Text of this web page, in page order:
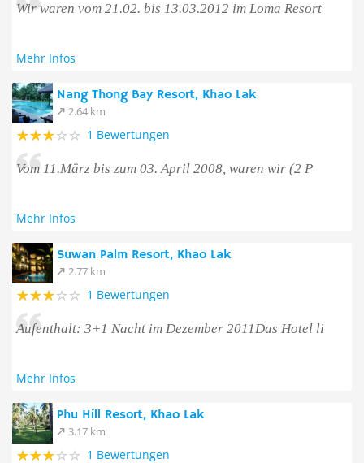
Wir waren vom 21.02. bis 13.03.2012 im Loma Resort
Mehr Infos
Nang Thong Bay Resort, Khao Lak
2.64 km
1 Bewertungen
Vom 11.März bis zum 03. April 2008, waren wir (2 P
Mehr Infos
Suwan Palm Resort, Khao Lak
2.77 km
1 Bewertungen
Aufenthalt: 3+1 Nacht im Dezember 2011Das Hotel li
Mehr Infos
Phu Hill Resort, Khao Lak
3.17 km
1 Bewertungen